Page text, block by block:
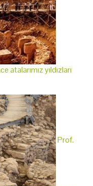
atalarımız yıldızları
Prof.